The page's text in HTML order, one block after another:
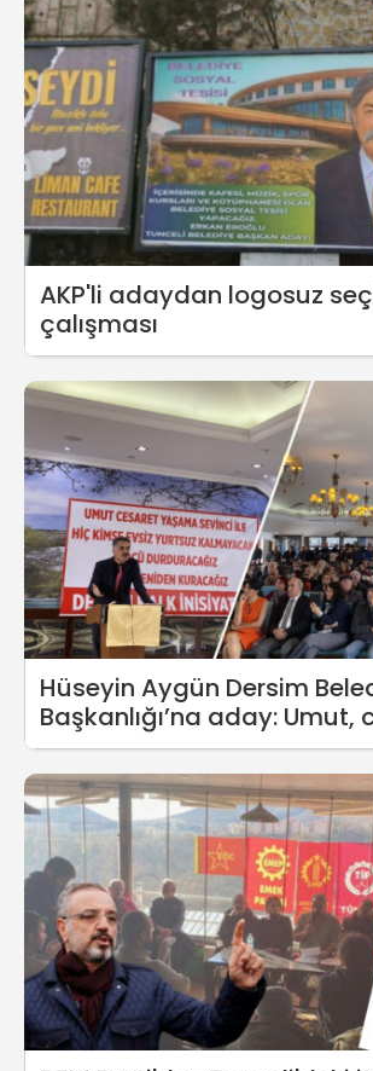
AKP'li adaydan logosuz
çalışması
Hüseyin Aygün Dersim
Başkanlığı’na aday: Umut,
yaşama sevinci ile...